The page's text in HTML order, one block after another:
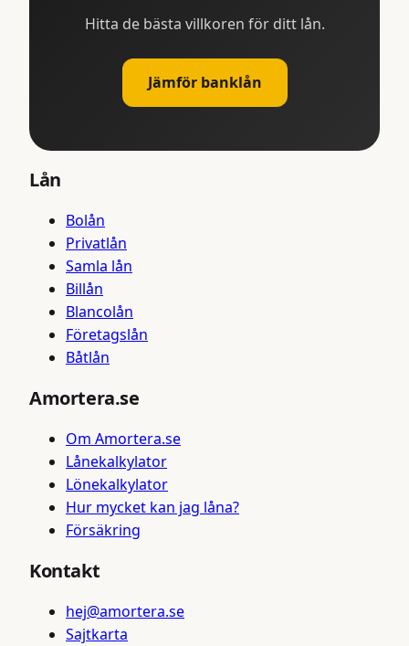
Hitta de bästa villkoren för ditt lån.
Jämför banklån
Lån
Bolån
Privatlån
Samla lån
Billån
Blancolån
Företagslån
Båtlån
Amortera.se
Om Amortera.se
Lånekalkylator
Lönekalkylator
Hur mycket kan jag låna?
Försäkring
Kontakt
hej@amortera.se
Sajtkarta